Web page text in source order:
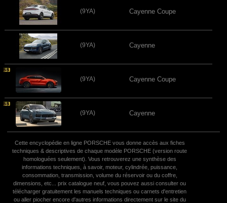
(9YA) Cayenne Coupe
(9YA) Cayenne
(9YA) Cayenne Coupe
(9YA) Cayenne
Cette encyclopédie en ligne PORSCHE vous donne accès aux fiches
techniques & descriptives de chaque modèle PORSCHE (version route
homologuées seulement). Vous retrouverez une synthèse des
informations techniques, à savoir, moteur, cylindrée, puissance,
consommation, transmission, volume du réservoir ou du coffre,
dimensions, etc... prix catalogue neuf, vous pouvez aussi consulter ou
télécharger gratuitement les manuels techniques ou carnets d'entretien
ou aller piocher encore d'autres informations directement sur le site du